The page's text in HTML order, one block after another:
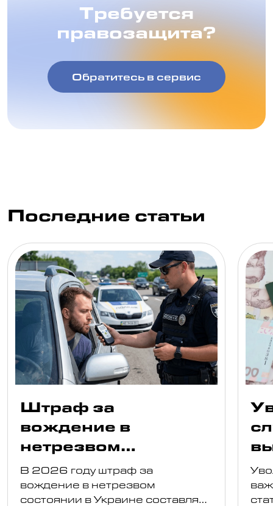
Требуется
правозащита?
Обратитесь в сервис
Последние статьи
Штраф за
вождение в
нетрезвом
состоянии в 2026
году: размеры
В 2026 году штраф за
вождение в нетрезвом
состоянии в Украине составляет